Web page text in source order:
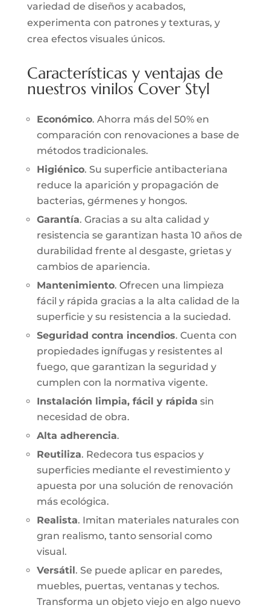
variedad de diseños y acabados,
experimenta con patrones y texturas, y
crea efectos visuales únicos.
Características y ventajas de
nuestros vinilos Cover Styl
Económico. Ahorra más del 50% en
comparación con renovaciones a base de
métodos tradicionales.
Higiénico. Su superficie antibacteriana
reduce la aparición y propagación de
bacterias, gérmenes y hongos.
Garantía. Gracias a su alta calidad y
resistencia se garantizan hasta 10 años de
durabilidad frente al desgaste, grietas y
cambios de apariencia.
Mantenimiento. Ofrecen una limpieza
fácil y rápida gracias a la alta calidad de la
superficie y su resistencia a la suciedad.
Seguridad contra incendios. Cuenta con
propiedades ignífugas y resistentes al
fuego, que garantizan la seguridad y
cumplen con la normativa vigente.
Instalación limpia, fácil y rápida sin
necesidad de obra.
Alta adherencia.
Reutiliza. Redecora tus espacios y
superficies mediante el revestimiento y
apuesta por una solución de renovación
más ecológica.
Realista. Imitan materiales naturales con
gran realismo, tanto sensorial como
visual.
Versátil . Se puede aplicar en paredes,
muebles, puertas, ventanas y techos.
Transforma un objeto viejo en algo nuevo